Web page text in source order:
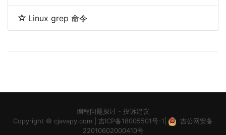
Linux grep 命令
编程问题探讨 - 投诉建议
Copyright © cjavapy.com 吉ICP备18005501号-1
吉公网安备
22010602000410号